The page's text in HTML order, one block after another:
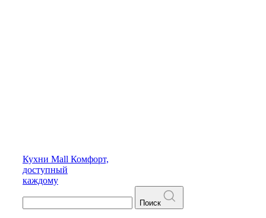
Кухни Mall Комфорт,
доступный
каждому
Поиск